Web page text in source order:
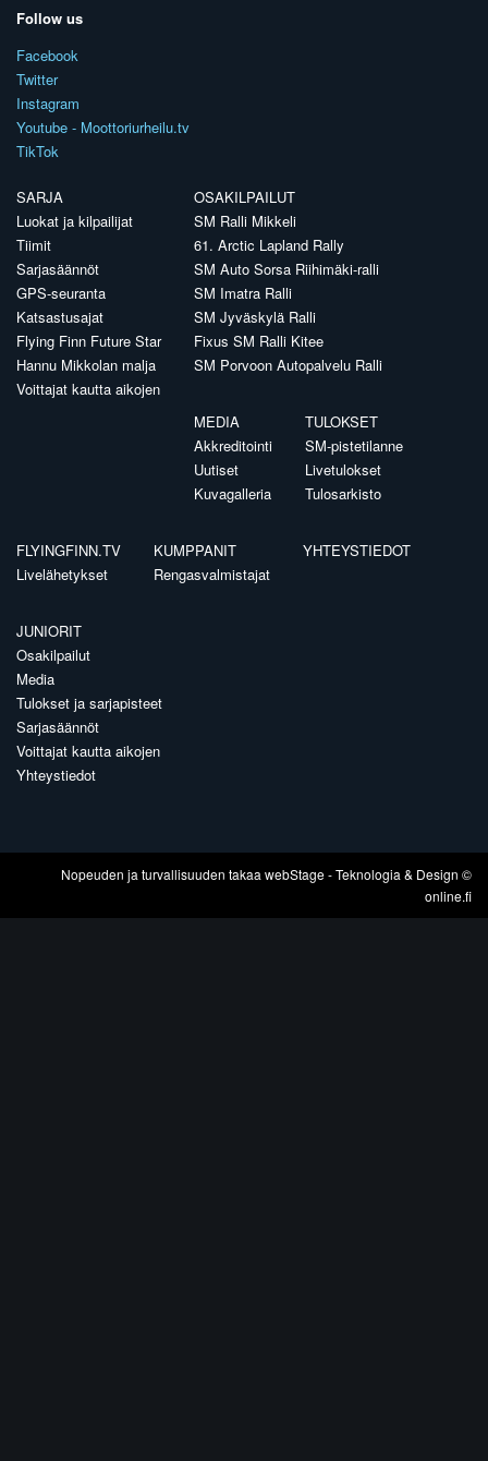
Follow us
Facebook
Twitter
Instagram
Youtube - Moottoriurheilu.tv
TikTok
SARJA
Luokat ja kilpailijat
Tiimit
Sarjasäännöt
GPS-seuranta
Katsastusajat
Flying Finn Future Star
Hannu Mikkolan malja
Voittajat kautta aikojen
OSAKILPAILUT
SM Ralli Mikkeli
61. Arctic Lapland Rally
SM Auto Sorsa Riihimäki-ralli
SM Imatra Ralli
SM Jyväskylä Ralli
Fixus SM Ralli Kitee
SM Porvoon Autopalvelu Ralli
MEDIA
Akkreditointi
Uutiset
Kuvagalleria
TULOKSET
SM-pistetilanne
Livetulokset
Tulosarkisto
FLYINGFINN.TV
Livelähetykset
KUMPPANIT
Rengasvalmistajat
YHTEYSTIEDOT
JUNIORIT
Osakilpailut
Media
Tulokset ja sarjapisteet
Sarjasäännöt
Voittajat kautta aikojen
Yhteystiedot
Nopeuden ja turvallisuuden takaa webStage- Teknologia & Design ©
online.fi